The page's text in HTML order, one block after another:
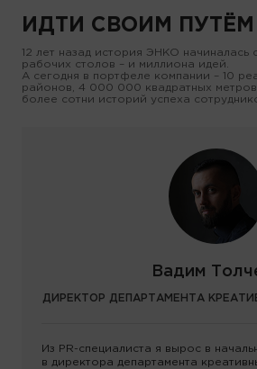
ИДТИ СВОИМ ПУТЁМ
12 лет назад история ЭНКО начиналась
рабочих столов – и миллиона идей.
А сегодня в портфеле компании – 10
районов, 4 000 000 квадратных
более сотни историй успеха
Вадим
ДИРЕКТОР ДЕПАРТАМЕНТА
Из PR-специалиста я вырос в
в директора департамента